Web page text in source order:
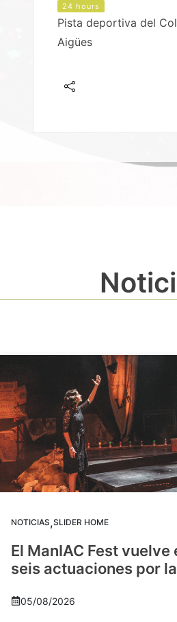
24 hours
Pista deportiva del
Aigües
NOTICIAS,SLIDER HOME
El ManIAC Fest vuelve
seis actuaciones por
05/08/2026